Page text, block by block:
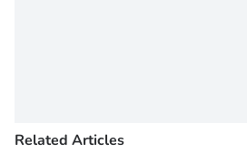
Related Articles